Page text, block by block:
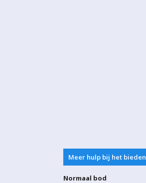
Meer hulp bij het bieden
Normaal bod